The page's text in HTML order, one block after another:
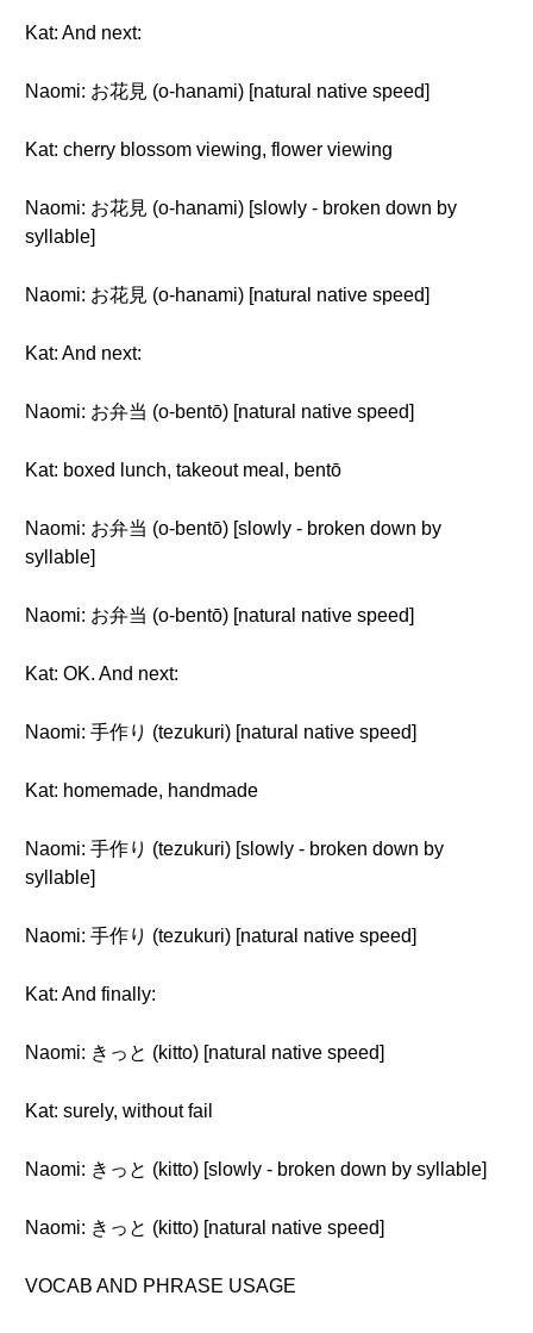
Kat: And next:
Naomi: お花見 (o-hanami) [natural native speed]
Kat: cherry blossom viewing, flower viewing
Naomi: お花見 (o-hanami) [slowly - broken down by
syllable]
Naomi: お花見 (o-hanami) [natural native speed]
Kat: And next:
Naomi: お弁当 (o-bentō) [natural native speed]
Kat: boxed lunch, takeout meal, bentō
Naomi: お弁当 (o-bentō) [slowly - broken down by
syllable]
Naomi: お弁当 (o-bentō) [natural native speed]
Kat: OK. And next:
Naomi: 手作り (tezukuri) [natural native speed]
Kat: homemade, handmade
Naomi: 手作り (tezukuri) [slowly - broken down by
syllable]
Naomi: 手作り (tezukuri) [natural native speed]
Kat: And finally:
Naomi: きっと (kitto) [natural native speed]
Kat: surely, without fail
Naomi: きっと (kitto) [slowly - broken down by syllable]
Naomi: きっと (kitto) [natural native speed]
VOCAB AND PHRASE USAGE